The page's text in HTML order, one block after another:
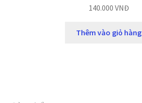
140.000 VNĐ
Thêm vào giỏ hàng